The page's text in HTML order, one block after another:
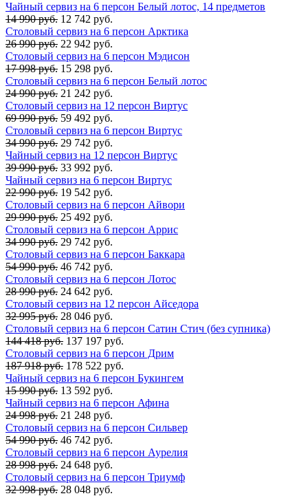
Чайный сервиз на 6 персон Белый лотос, 14 предметов
14 990 руб. 12 742 руб.
Столовый сервиз на 6 персон Арктика
26 990 руб. 22 942 руб.
Столовый сервиз на 6 персон Мэдисон
17 998 руб. 15 298 руб.
Столовый сервиз на 6 персон Белый лотос
24 990 руб. 21 242 руб.
Столовый сервиз на 12 персон Виртус
69 990 руб. 59 492 руб.
Столовый сервиз на 6 персон Виртус
34 990 руб. 29 742 руб.
Чайный сервиз на 12 персон Виртус
39 990 руб. 33 992 руб.
Чайный сервиз на 6 персон Виртус
22 990 руб. 19 542 руб.
Столовый сервиз на 6 персон Айвори
29 990 руб. 25 492 руб.
Столовый сервиз на 6 персон Аррис
34 990 руб. 29 742 руб.
Столовый сервиз на 6 персон Баккара
54 990 руб. 46 742 руб.
Столовый сервиз на 6 персон Лотос
28 990 руб. 24 642 руб.
Столовый сервиз на 12 персон Айседора
32 995 руб. 28 046 руб.
Столовый сервиз на 6 персон Сатин Стич (без супника)
144 418 руб. 137 197 руб.
Столовый сервиз на 6 персон Дрим
187 918 руб. 178 522 руб.
Чайный сервиз на 6 персон Букингем
15 990 руб. 13 592 руб.
Чайный сервиз на 6 персон Афина
24 998 руб. 21 248 руб.
Столовый сервиз на 6 персон Сильвер
54 990 руб. 46 742 руб.
Столовый сервиз на 6 персон Аурелия
28 998 руб. 24 648 руб.
Столовый сервиз на 6 персон Триумф
32 998 руб. 28 048 руб.